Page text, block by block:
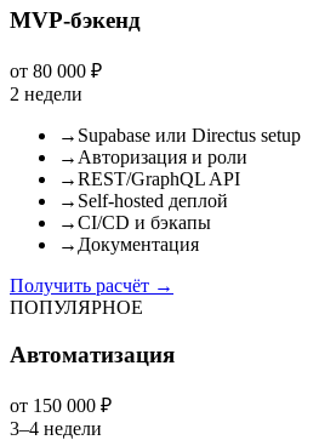
MVP-бэкенд
от 80 000 ₽
2 недели
→ Supabase или Directus setup
→ Авторизация и роли
→REST/GraphQL API
→ Self-hosted деплой
→CI/CD и бэкапы
→ Документация
Получить расчёт →
ПОПУЛЯРНОЕ
Автоматизация
от 150 000 ₽
3–4 недели